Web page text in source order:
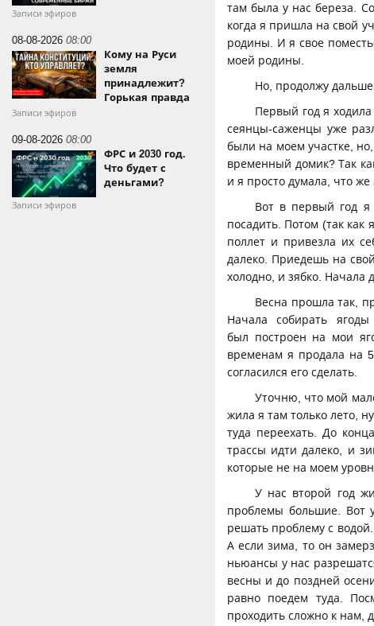
Записи эфиров
08-08-2026 08:00
Кому на Руси
земля
принадлежит?
Горькая правда
Записи эфиров
09-08-2026 08:00
ФРС и 2030 год.
Что будет с
деньгами?
Записи эфиров
там была у нас береза.
когда я пришла на свой
родины. И я свое
моей родины.
Но, продолжу дальше.
Первый год я
сеянцы-саженцы уже
были на моем участке,
временный домик? Так
и я просто думала, что
Вот в первый год я
посадить. Потом (так как
поллет и привезла их
далеко. Приедешь на
холодно, и зябко. Начала
Весна прошла так,
Начала собирать
был построен на мои
временам я продала на
согласился его сделать.
Уточню, что мой
жила я там только лето,
туда переехать. До
трассы идти далеко, и
которые не на моем
У нас второй год
проблемы большие. Вот
решать проблему с
А если зима, то он
ньюансы у нас
весны и до поздней
равно поедем туда.
проходить сложно к нам,